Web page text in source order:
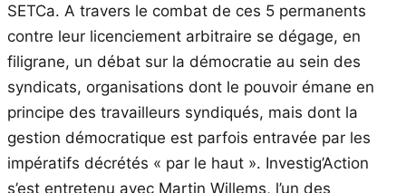
SETCa. A travers le combat de ces 5 permanents
contre leur licenciement arbitraire se dégage, en
filigrane, un débat sur la démocratie au sein des
syndicats, organisations dont le pouvoir émane en
principe des travailleurs syndiqués, mais dont la
gestion démocratique est parfois entravée par les
impératifs décrétés « par le haut ». Investig’Action
s’est entretenu avec Martin Willems, l’un des